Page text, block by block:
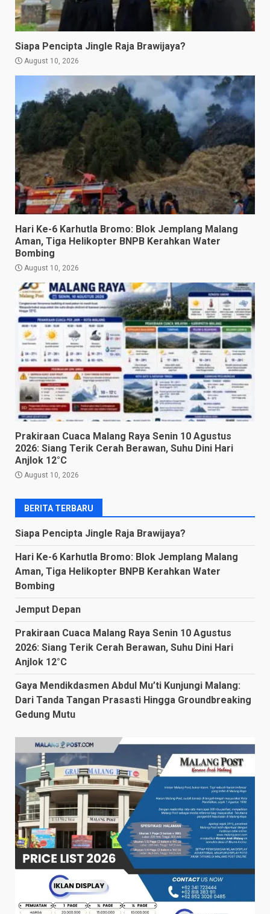
Siapa Pencipta Jingle Raja Brawijaya?
August 10, 2026
Hari Ke-6 Karhutla Bromo: Blok Jemplang Malang
Aman, Tiga Helikopter BNPB Kerahkan Water
Bombing
August 10, 2026
Prakiraan Cuaca Malang Raya Senin 10 Agustus
2026: Siang Terik Cerah Berawan, Suhu Dini Hari
Anjlok 12°C
August 10, 2026
BERITA TERBARU
Siapa Pencipta Jingle Raja Brawijaya?
Hari Ke-6 Karhutla Bromo: Blok Jemplang Malang
Aman, Tiga Helikopter BNPB Kerahkan Water
Bombing
Jemput Depan
Prakiraan Cuaca Malang Raya Senin 10 Agustus
2026: Siang Terik Cerah Berawan, Suhu Dini Hari
Anjlok 12°C
Gaya Mendikdasmen Abdul Mu’ti Kunjungi Malang:
Dari Tanda Tangan Prasasti Hingga Groundbreaking
Gedung Mutu